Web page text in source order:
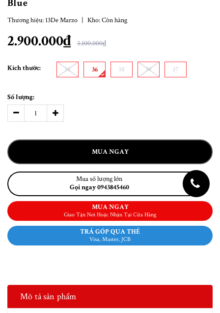
Blue
Thương hiệu: 13De Marzo | Kho:Còn hàng
2.900.000₫ 3.100.000₫
Kích thước: 35 36 38 39 37
Số lượng:
MUA NGAY
Mua số lượng lớn
Gọi ngay 0943845460
MUA NGAY
Giao Tận Nơi Hoặc Nhận Tại Cửa Hàng
TRẢ GÓP QUA THẺ
Visa, Master, JCB
Mô tả sản phẩm